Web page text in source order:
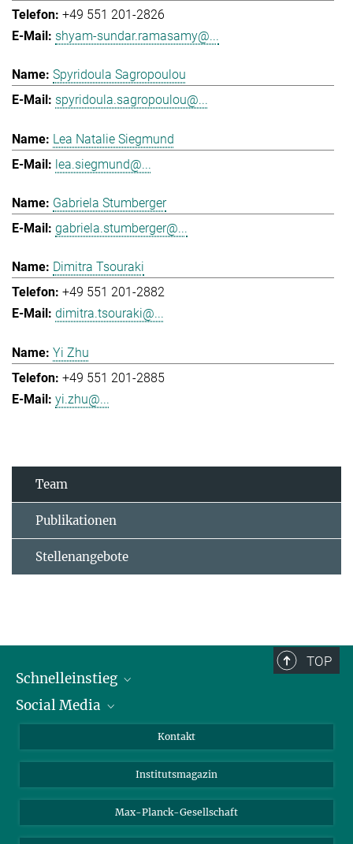
+49 551 201-2826
shyam-sundar.ramasamy@...
Spyridoula Sagropoulou
spyridoula.sagropoulou@...
Lea Natalie Siegmund
lea.siegmund@...
Gabriela Stumberger
gabriela.stumberger@...
Dimitra Tsouraki
+49 551 201-2882
dimitra.tsouraki@...
Yi Zhu
+49 551 201-2885
yi.zhu@...
Team
Publikationen
Stellenangebote
TOP
Schnelleinstieg
Alumni
Fördernde
Schulen
Social Media
Bluesky
Facebook
YouTube
Kontakt
Institutsmagazin
Max-Planck-Gesellschaft